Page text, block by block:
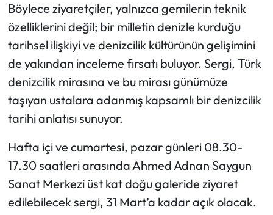
Böylece ziyaretçiler, yalnızca gemilerin teknik
özelliklerini değil; bir milletin denizle kurduğu
tarihsel ilişkiyi ve denizcilik kültürünün gelişimini
de yakından inceleme fırsatı buluyor. Sergi, Türk
denizcilik mirasına ve bu mirası günümüze
taşıyan ustalara adanmış kapsamlı bir denizcilik
tarihi anlatısı sunuyor.
Hafta içi ve cumartesi, pazar günleri 08.30-
17.30 saatleri arasında Ahmed Adnan Saygun
Sanat Merkezi üst kat doğu galeride ziyaret
edilebilecek sergi, 31 Mart’a kadar açık olacak.